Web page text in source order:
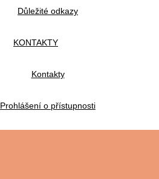
Důležité odkazy
KONTAKTY
Kontakty
Prohlášení o přístupnosti